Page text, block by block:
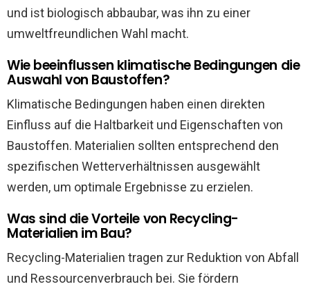
und ist biologisch abbaubar, was ihn zu einer
umweltfreundlichen Wahl macht.
Wie beeinflussen klimatische Bedingungen die
Auswahl von Baustoffen?
Klimatische Bedingungen haben einen direkten
Einfluss auf die Haltbarkeit und Eigenschaften von
Baustoffen. Materialien sollten entsprechend den
spezifischen Wetterverhältnissen ausgewählt
werden, um optimale Ergebnisse zu erzielen.
Was sind die Vorteile von Recycling-
Materialien im Bau?
Recycling-Materialien tragen zur Reduktion von Abfall
und Ressourcenverbrauch bei. Sie fördern